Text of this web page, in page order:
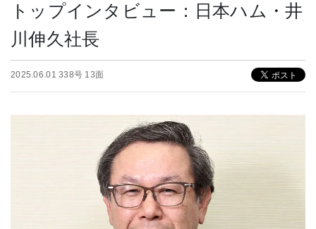
トップインタビュー：日本ハム・井
川伸久社長
2025.06.01 338号 13面